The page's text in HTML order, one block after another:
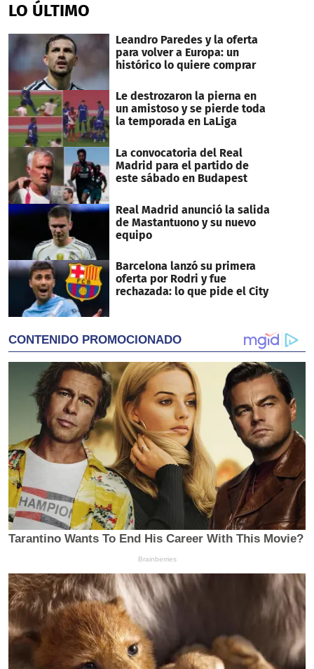
1
32
seconds
LO ÚLTIMO
Leandro Paredes y la oferta
para volver a Europa: un
histórico lo quiere comprar
Le destrozaron la pierna en
un amistoso y se pierde toda
la temporada en LaLiga
La convocatoria del Real
Madrid para el partido de
este sábado en Budapest
Real Madrid anunció la salida
de Mastantuono y su nuevo
equipo
Barcelona lanzó su primera
oferta por Rodri y fue
rechazada: lo que pide el City